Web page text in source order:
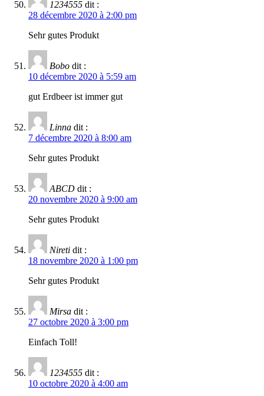
1234555 dit :
28 décembre 2020 à 2:00 pm
Sehr gutes Produkt
Bobo dit :
10 décembre 2020 à 5:59 am
gut Erdbeer ist immer gut
Linna dit :
7 décembre 2020 à 8:00 am
Sehr gutes Produkt
ABCD dit :
20 novembre 2020 à 9:00 am
Sehr gutes Produkt
Nireti dit :
18 novembre 2020 à 1:00 pm
Sehr gutes Produkt
Mirsa dit :
27 octobre 2020 à 3:00 pm
Einfach Toll!
1234555 dit :
10 octobre 2020 à 4:00 am